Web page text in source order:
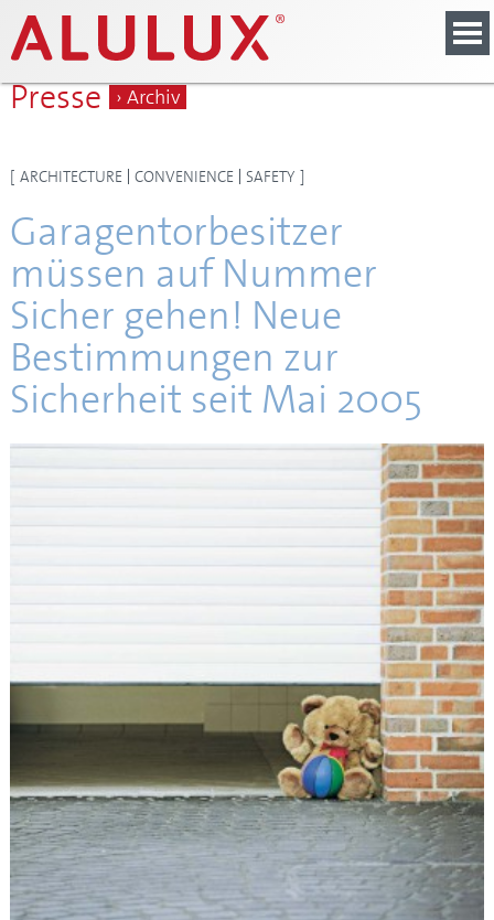
Presse › Archiv
[ ARCHITECTURE CONVENIENCE SAFETY ]
Garagentorbesitzer
müssen auf Nummer
Sicher gehen! Neue
Bestimmungen zur
Sicherheit seit Mai 2005